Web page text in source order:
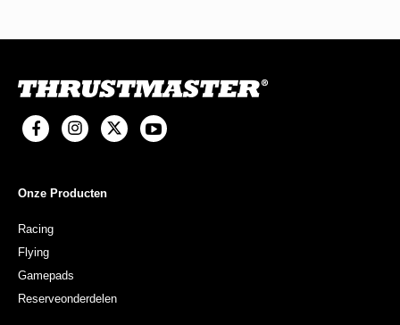
Onze Producten
Racing
Flying
Gamepads
Reserveonderdelen